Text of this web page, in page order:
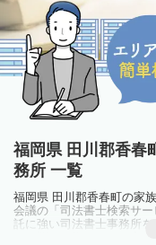
福岡県 田川郡香春
務所 一覧
福岡県 田川郡香春町の家
会議の「司法書士検索サ
託に強い司法書士事務所
やお悩みを抱えている方